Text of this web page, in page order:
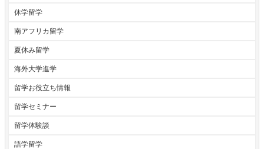
休学留学
南アフリカ留学
夏休み留学
海外大学進学
留学お役立ち情報
留学セミナー
留学体験談
語学留学